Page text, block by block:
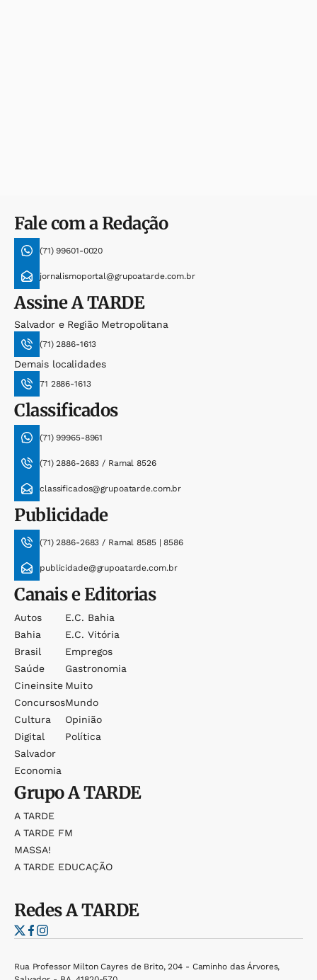
Fale com a Redação
(71) 99601-0020
jornalismoportal@grupoatarde.com.br
AssineA TARDE
Salvador e Região Metropolitana
(71) 2886-1613
Demais localidades
71 2886-1613
Classificados
(71) 99965-8961
(71) 2886-2683 / Ramal 8526
classificados@grupoatarde.com.br
Publicidade
(71) 2886-2683 / Ramal 8585 | 8586
publicidade@grupoatarde.com.br
Canais e Editorias
Autos
Bahia
Brasil
Saúde
Cineinsite
Concursos
Cultura
Digital
Salvador
Economia
E.c. Bahia
E.c. Vitória
Empregos
Gastronomia
Muito
Mundo
Opinião
Política
GrupoA TARDE
A TARDE
A TARDE FM
MASSA!
A TARDE EDUCAÇÃO
RedesA TARDE
Rua Professor Milton Cayres de Brito, 204 - Caminho das Árvores,